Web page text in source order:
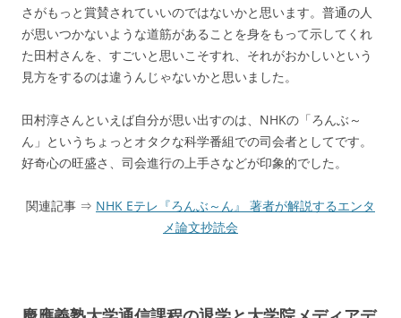
さがもっと賞賛されていいのではないかと思います。普通の人
が思いつかないような道筋があることを身をもって示してくれ
た田村さんを、すごいと思いこそすれ、それがおかしいという
見方をするのは違うんじゃないかと思いました。
田村淳さんといえば自分が思い出すのは、NHKの「ろんぶ～
ん」というちょっとオタクな科学番組での司会者としてです。
好奇心の旺盛さ、司会進行の上手さなどが印象的でした。
関連記事 ⇒ NHK Eテレ『ろんぶ～ん』 著者が解説するエンタ
メ論文抄読会